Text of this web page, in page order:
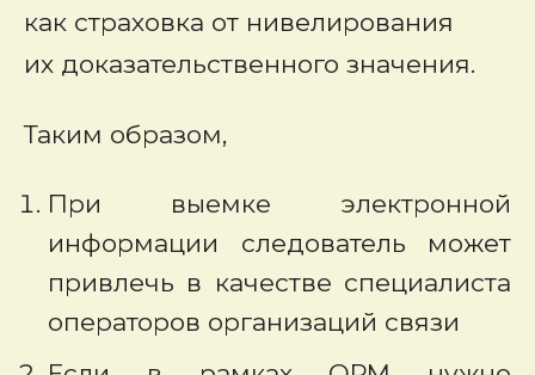
как страховка от нивелирования
их доказательственного значения.
Таким образом,
При выемке электронной
информации следователь может
привлечь в качестве специалиста
операторов организаций связи